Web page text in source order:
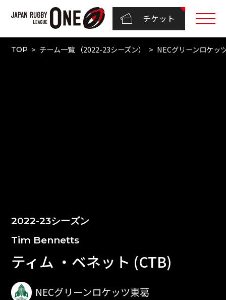
チケット
TOP チーム一覧 （2022-23シーズン） NECグリーンロケッ
2022-23シーズン
Tim Bennetts
ティム ・ベネット (CTB)
NECグリーンロケッツ東葛